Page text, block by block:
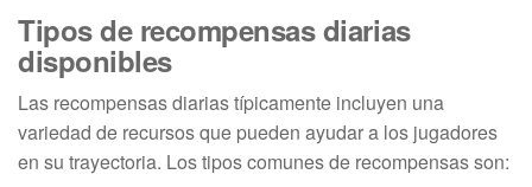
Tipos de recompensas diarias
disponibles
Las recompensas diarias típicamente incluyen una
variedad de recursos que pueden ayudar a los jugadores
en su trayectoria. Los tipos comunes de recompensas son: